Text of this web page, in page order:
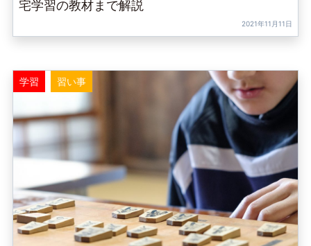
宅学習の教材まで解説
2021年11月11日
学習 習い事